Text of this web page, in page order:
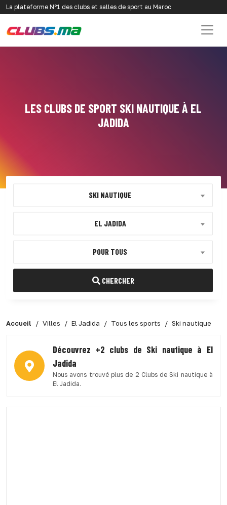
La plateforme N°1 des clubs et salles de sport au Maroc
LES CLUBS DE SPORT SKI NAUTIQUE À EL
JADIDA
SKI NAUTIQUE
EL JADIDA
POUR TOUS
CHERCHER
Accueil Villes El Jadida Tous les sports Ski nautique
Découvrez +2 clubs de Ski nautique à El
Jadida
Nous avons trouvé plus de 2 Clubs de Ski nautique à
El Jadida.